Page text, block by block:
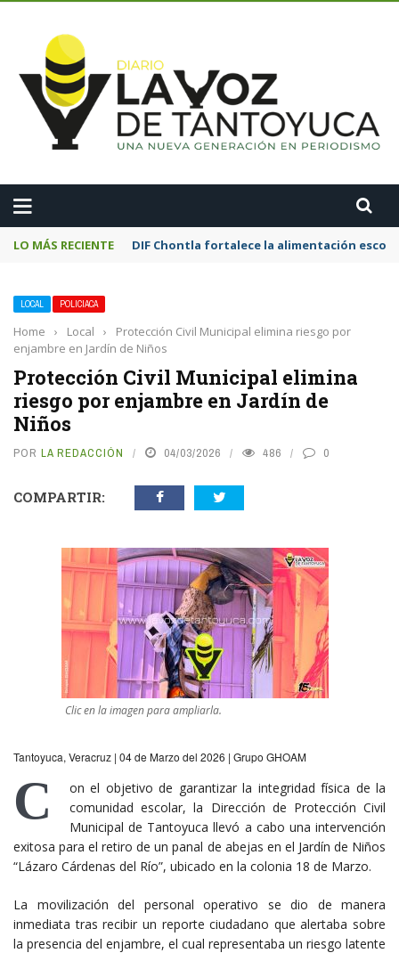
LO MÁS RECIENTE Motociclista resulta lesionado tras chocar
LOCAL POLICIACA
Home › Local ›
Protección Civil Municipal elimina riesgo por
enjambre en Jardín de Niños
Protección Civil Municipal elimina
riesgo por enjambre en Jardín de
Niños
POR LA REDACCIÓN 04/03/2026 486 0
COMPARTIR:
Clic en la imagen para ampliarla.
Tantoyuca, Veracruz | 04 de Marzo del 2026 | Grupo GHOAM
C
on el objetivo de garantizar la integridad física de la
comunidad escolar, la Dirección de Protección Civil
Municipal de Tantoyuca llevó a cabo una intervención
exitosa para el retiro de un panal de abejas en el Jardín de Niños
“Lázaro Cárdenas del Río”, ubicado en la colonia 18 de Marzo.
La movilización del personal operativo se dio de manera
inmediata tras recibir un reporte ciudadano que alertaba sobre
la presencia del enjambre, el cual representaba un riesgo latente